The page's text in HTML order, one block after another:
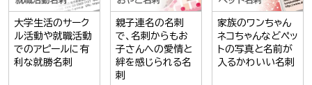
大学生活のサーク
ル活動や就職活動
でのアピールに有
利な就勝名刺
親子連名の名刺
で、名刺からもお
子さんへの愛情と
絆を感じられる名
刺
家族のワンちゃん
ネコちゃんなどペッ
トの写真と名前が
入るかわいい名刺